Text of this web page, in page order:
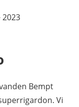
2023
Bempt
Vi